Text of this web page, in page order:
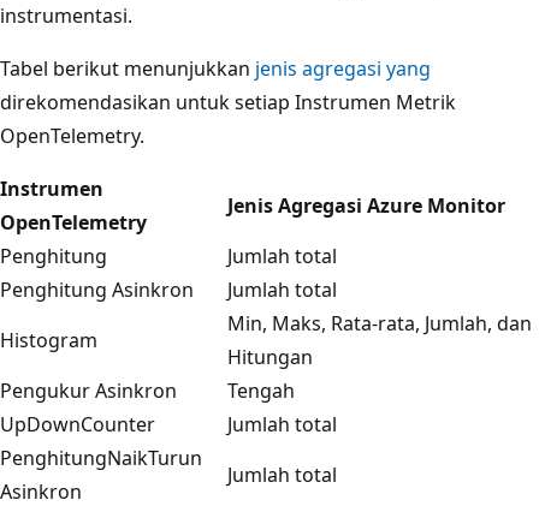
instrumentasi.
Tabel berikut menunjukkan jenis agregasi yang
direkomendasikan untuk setiap Instrumen Metrik
OpenTelemetry.
Instrumen
OpenTelemetry
Jenis Agregasi Azure Monitor
Penghitung
Jumlah total
Penghitung Asinkron
Jumlah total
Histogram
Min, Maks, Rata-rata, Jumlah, dan
Hitungan
Pengukur Asinkron
Tengah
UpDownCounter
Jumlah total
PenghitungNaikTurun
Asinkron
Jumlah total